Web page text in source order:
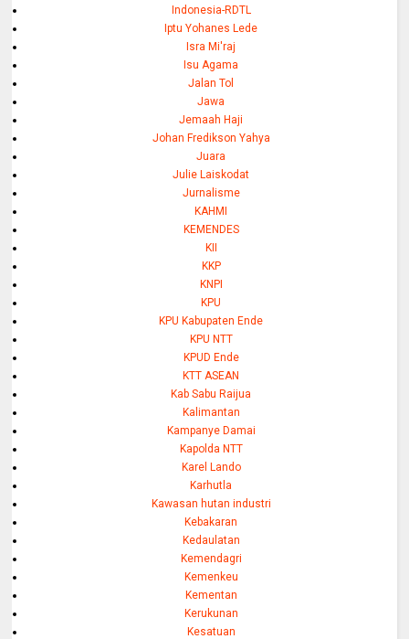
Indonesia-RDTL
Iptu Yohanes Lede
Isra Mi'raj
Isu Agama
Jalan Tol
Jawa
Jemaah Haji
Johan Fredikson Yahya
Juara
Julie Laiskodat
Jurnalisme
KAHMI
KEMENDES
KII
KKP
KNPI
KPU
KPU Kabupaten Ende
KPU NTT
KPUD Ende
KTT ASEAN
Kab Sabu Raijua
Kalimantan
Kampanye Damai
Kapolda NTT
Karel Lando
Karhutla
Kawasan hutan industri
Kebakaran
Kedaulatan
Kemendagri
Kemenkeu
Kementan
Kerukunan
Kesatuan